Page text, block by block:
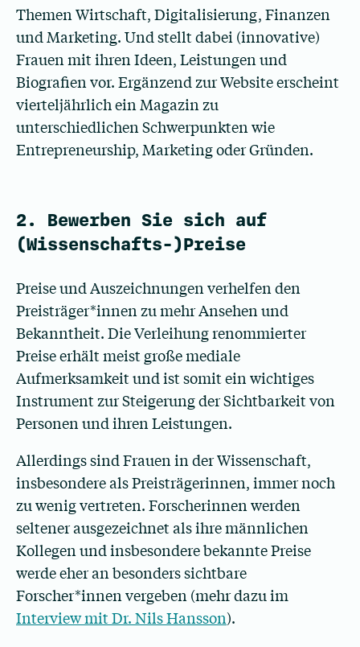
Themen Wirtschaft, Digitalisierung, Finanzen
und Marketing. Und stellt dabei (innovative)
Frauen mit ihren Ideen, Leistungen und
Biografien vor. Ergänzend zur Website erscheint
vierteljährlich ein Magazin zu
unterschiedlichen Schwerpunkten wie
Entrepreneurship, Marketing oder Gründen.
2. Bewerben Sie sich auf
(Wissenschafts-)Preise
Preise und Auszeichnungen verhelfen den
Preisträger*innen zu mehr Ansehen und
Bekanntheit. Die Verleihung renommierter
Preise erhält meist große mediale
Aufmerksamkeit und ist somit ein wichtiges
Instrument zur Steigerung der Sichtbarkeit von
Personen und ihren Leistungen.
Allerdings sind Frauen in der Wissenschaft,
insbesondere als Preisträgerinnen, immer noch
zu wenig vertreten. Forscherinnen werden
seltener ausgezeichnet als ihre männlichen
Kollegen und insbesondere bekannte Preise
werde eher an besonders sichtbare
Forscher*innen vergeben (mehr dazu im
Interview mit Dr. Nils Hansson).